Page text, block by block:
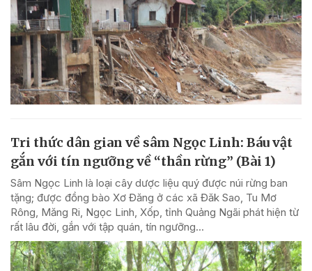
Tri thức dân gian về sâm Ngọc Linh: Báu vật
gắn với tín ngưỡng về “thần rừng” (Bài 1)
Sâm Ngọc Linh là loại cây dược liệu quý được núi rừng ban
tặng; được đồng bào Xơ Đăng ở các xã Đăk Sao, Tu Mơ
Rông, Măng Ri, Ngọc Linh, Xốp, tỉnh Quảng Ngãi phát hiện từ
rất lâu đời, gắn với tập quán, tín ngưỡng...